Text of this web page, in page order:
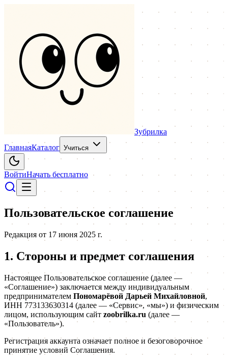
Зубрилка
ГлавнаяКаталог Учиться
ВойтиНачать бесплатно
Пользовательское соглашение
Редакция от 17 июня 2025 г.
1. Стороны и предмет соглашения
Настоящее Пользовательское соглашение (далее —
«Соглашение») заключается между индивидуальным
предпринимателем Пономарёвой Дарьей Михайловной,
ИНН 773133630314 (далее — «Сервис», «мы») и физическим
лицом, использующим сайт zoobrilka.ru (далее —
«Пользователь»).
Регистрация аккаунта означает полное и безоговорочное
принятие условий Соглашения.